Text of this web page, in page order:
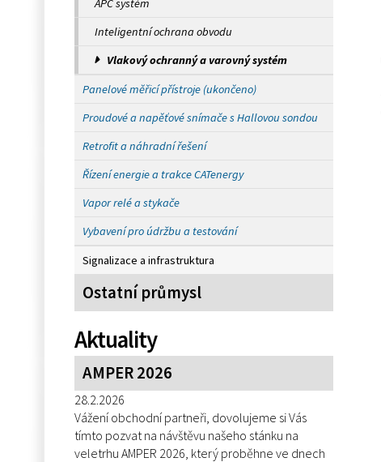
APC systém
Inteligentní ochrana obvodu
Vlakový ochranný a varovný systém
Panelové měřicí přístroje (ukončeno)
Proudové a napěťové snímače s Hallovou sondou
Retrofit a náhradní řešení
Řízení energie a trakce CATenergy
Vapor relé a stykače
Vybavení pro údržbu a testování
Signalizace a infrastruktura
Ostatní průmysl
Aktuality
AMPER 2026
28.2.2026
Vážení obchodní partneři, dovolujeme si Vás
tímto pozvat na návštěvu našeho stánku na
veletrhu AMPER 2026, který proběhne ve dnech